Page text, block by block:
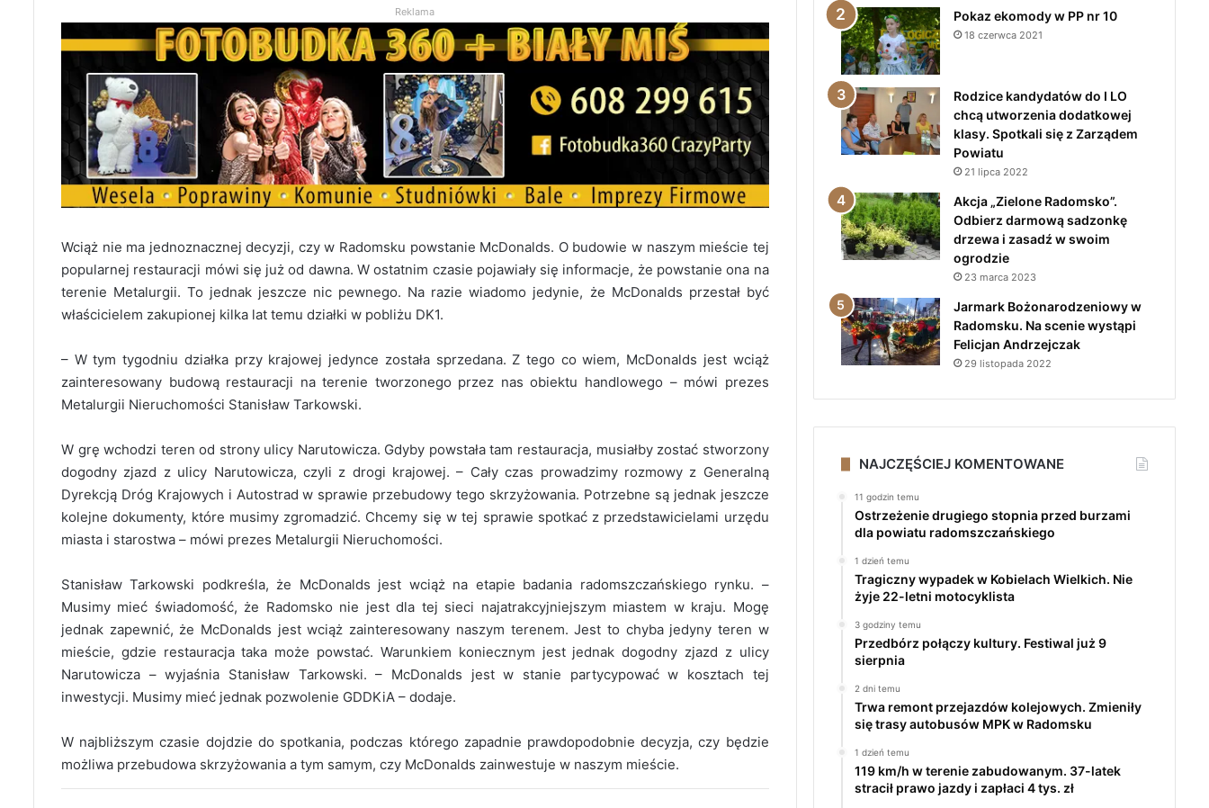
Reklama
Wciąż nie ma jednoznacznej decyzji, czy w Radomsku powstanie McDonalds. O budowie w naszym mieście tej
popularnej restauracji mówi się już od dawna. W ostatnim czasie pojawiały się informacje, że powstanie ona na
terenie Metalurgii. To jednak jeszcze nic pewnego. Na razie wiadomo jedynie, że McDonalds przestał być
właścicielem zakupionej kilka lat temu działki w pobliżu DK1.
– W tym tygodniu działka przy krajowej jedynce została sprzedana. Z tego co wiem, McDonalds jest wciąż
zainteresowany budową restauracji na terenie tworzonego przez nas obiektu handlowego – mówi prezes
Metalurgii Nieruchomości Stanisław Tarkowski.
W grę wchodzi teren od strony ulicy Narutowicza. Gdyby powstała tam restauracja, musiałby zostać stworzony
dogodny zjazd z ulicy Narutowicza, czyli z drogi krajowej. – Cały czas prowadzimy rozmowy z Generalną
Dyrekcją Dróg Krajowych i Autostrad w sprawie przebudowy tego skrzyżowania. Potrzebne są jednak jeszcze
kolejne dokumenty, które musimy zgromadzić. Chcemy się w tej sprawie spotkać z przedstawicielami urzędu
miasta i starostwa – mówi prezes Metalurgii Nieruchomości.
Stanisław Tarkowski podkreśla, że McDonalds jest wciąż na etapie badania radomszczańskiego rynku. –
Musimy mieć świadomość, że Radomsko nie jest dla tej sieci najatrakcyjniejszym miastem w kraju. Mogę
jednak zapewnić, że McDonalds jest wciąż zainteresowany naszym terenem. Jest to chyba jedyny teren w
mieście, gdzie restauracja taka może powstać. Warunkiem koniecznym jest jednak dogodny zjazd z ulicy
Narutowicza – wyjaśnia Stanisław Tarkowski. – McDonalds jest w stanie partycypować w kosztach tej
inwestycji. Musimy mieć jednak pozwolenie GDDKiA – dodaje.
W najbliższym czasie dojdzie do spotkania, podczas którego zapadnie prawdopodobnie decyzja, czy będzie
możliwa przebudowa skrzyżowania a tym samym, czy McDonalds zainwestuje w naszym mieście.
AQUARA świętuje 5. urodziny. Będą
atrakcje dla całych rodzin
Pokaz ekomody w PP nr 10
18 czerwca 2021
Rodzice kandydatów do I LO
chcą utworzenia dodatkowej
klasy. Spotkali się z Zarządem
Powiatu
21 lipca 2022
Akcja „Zielone Radomsko”.
Odbierz darmową sadzonkę
drzewa i zasadź w swoim
ogrodzie
23 marca 2023
Jarmark Bożonarodzeniowy w
Radomsku. Na scenie wystąpi
Felicjan Andrzejczak
29 listopada 2022
NAJCZĘŚCIEJ KOMENTOWANE
11 godzin temu
Ostrzeżenie drugiego stopnia przed burzami
dla powiatu radomszczańskiego
1 dzień temu
Tragiczny wypadek w Kobielach Wielkich. Nie
żyje 22-letni motocyklista
3 godziny temu
Przedbórz połączy kultury. Festiwal już 9
sierpnia
2 dni temu
Trwa remont przejazdów kolejowych. Zmieniły
się trasy autobusów MPK w Radomsku
1 dzień temu
119 km/h w terenie zabudowanym. 37-latek
stracił prawo jazdy i zapłaci 4 tys. zł